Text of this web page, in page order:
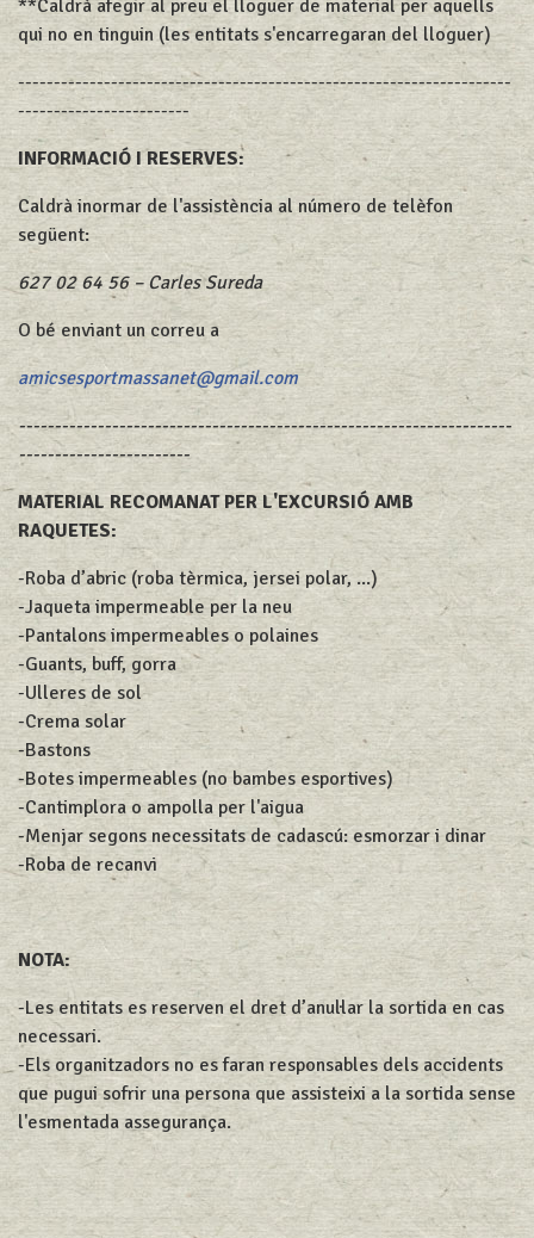
**Caldrà afegir al preu el lloguer de material per aquells
qui no en tinguin (les entitats s'encarregaran del lloguer)
---------------------------------------------------------------------
------------------------
INFORMACIÓ I RESERVES:
Caldrà inormar de l'assistència al número de telèfon
següent:
627 02 64 56 – Carles Sureda
O bé enviant un correu a
amicsesportmassanet@gmail.com
---------------------------------------------------------------------
------------------------
MATERIAL RECOMANAT PER L'EXCURSIÓ AMB
RAQUETES:
-Roba d’abric (roba tèrmica, jersei polar, ...)
-Jaqueta impermeable per la neu
-Pantalons impermeables o polaines
-Guants, buff, gorra
-Ulleres de sol
-Crema solar
-Bastons
-Botes impermeables (no bambes esportives)
-Cantimplora o ampolla per l'aigua
-Menjar segons necessitats de cadascú: esmorzar i dinar
-Roba de recanvi
NOTA:
-Les entitats es reserven el dret d’anul·lar la sortida en cas
necessari.
-Els organitzadors no es faran responsables dels accidents
que pugui sofrir una persona que assisteixi a la sortida sense
l'esmentada assegurança.